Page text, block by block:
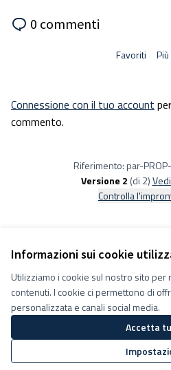
Informazioni sui cookie
Utilizziamo i cookie sul nostro sito per
contenuti. I cookie ci permettono di
personalizzata e canali social media.
Accetta
0 commenti
Favoriti
Connessione con il tuo account
commento.
Riferimento: par-
Versione 2 (di 2)
Controlla
Termini e condizioni d''uso
Impostazioni Cookie
Decidiamo su Facebook
Decidiamo su YouTube
(Collegamento esterno)